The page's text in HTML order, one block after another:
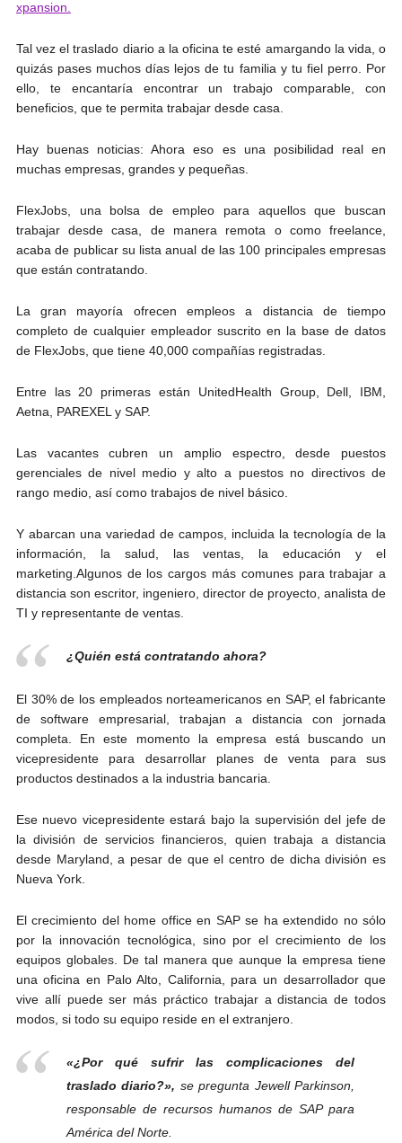
xpansion.
Tal vez el traslado diario a la oficina te esté amargando la vida, o
quizás pases muchos días lejos de tu familia y tu fiel perro. Por
ello, te encantaría encontrar un trabajo comparable, con
beneficios, que te permita trabajar desde casa.
Hay buenas noticias: Ahora eso es una posibilidad real en
muchas empresas, grandes y pequeñas.
FlexJobs, una bolsa de empleo para aquellos que buscan
trabajar desde casa, de manera remota o como freelance,
acaba de publicar su lista anual de las 100 principales empresas
que están contratando.
La gran mayoría ofrecen empleos a distancia de tiempo
completo de cualquier empleador suscrito en la base de datos
de FlexJobs, que tiene 40,000 compañías registradas.
Entre las 20 primeras están UnitedHealth Group, Dell, IBM,
Aetna, PAREXEL y SAP.
Las vacantes cubren un amplio espectro, desde puestos
gerenciales de nivel medio y alto a puestos no directivos de
rango medio, así como trabajos de nivel básico.
Y abarcan una variedad de campos, incluida la tecnología de la
información, la salud, las ventas, la educación y el
marketing.Algunos de los cargos más comunes para trabajar a
distancia son escritor, ingeniero, director de proyecto, analista de
TI y representante de ventas.
¿Quién está contratando ahora?
El 30% de los empleados norteamericanos en SAP, el fabricante
de software empresarial, trabajan a distancia con jornada
completa. En este momento la empresa está buscando un
vicepresidente para desarrollar planes de venta para sus
productos destinados a la industria bancaria.
Ese nuevo vicepresidente estará bajo la supervisión del jefe de
la división de servicios financieros, quien trabaja a distancia
desde Maryland, a pesar de que el centro de dicha división es
Nueva York.
El crecimiento del home office en SAP se ha extendido no sólo
por la innovación tecnológica, sino por el crecimiento de los
equipos globales. De tal manera que aunque la empresa tiene
una oficina en Palo Alto, California, para un desarrollador que
vive allí puede ser más práctico trabajar a distancia de todos
modos, si todo su equipo reside en el extranjero.
«¿Por qué sufrir las complicaciones del
traslado diario?», se pregunta Jewell Parkinson,
responsable de recursos humanos de SAP para
América del Norte.